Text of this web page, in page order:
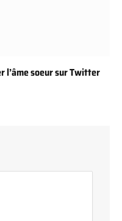
soeur sur Twitter